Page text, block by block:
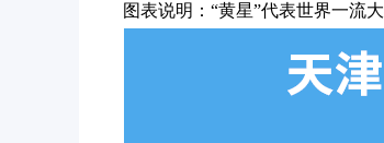
图表说明：“黄星”代表世界一流